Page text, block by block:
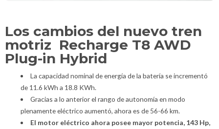
Los cambios del nuevo tren
motriz Recharge T8 AWD
Plug-in Hybrid
La capacidad nominal de energía de la batería se incrementó
de 11.6 kWh a 18.8 KWh.
Gracias a lo anterior el rango de autonomía en modo
plenamente eléctrico aumentó, ahora es de 56-66 km.
El motor eléctrico ahora posee mayor potencia, 143 Hp,